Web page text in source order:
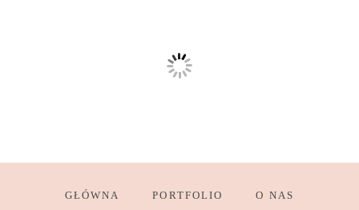
GŁÓWNA PORTFOLIO O NAS